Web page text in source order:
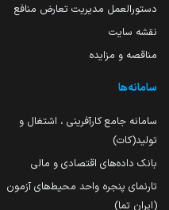
دستورالعمل مدیریت تعارض منافع
نقشه سایت
مناقصه و مزایده
سامانه‌ها
سامانه جامع کارآفرینی ، اشتغال و
تولید(کات)
بانک داده‌های اقتصادی و مالی
تارنمای پنجره واحد محیط‌های آزمون
(ایران تما)